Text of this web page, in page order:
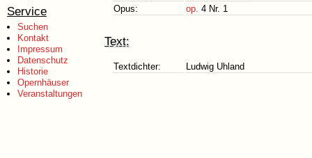
Service
Suchen
Kontakt
Impressum
Datenschutz
Historie
Opernhäuser
Veranstaltungen
Opus:
op. 4 Nr. 1
Text:
Textdichter: Ludwig Uhland